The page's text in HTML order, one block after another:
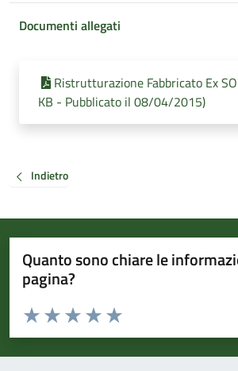
Documenti allegati
Ristrutturazione Fabbricato Ex
KB - Pubblicato il 08/04/2015)
Indietro
Quanto sono chiare le
pagina?
Valuta da 1 a 5 stelle la pagina
Valuta 5 stelle su 5
Valuta 4 stelle su 5
Valuta 3 stelle su 5
Valuta 2 stelle su 5
Valuta 1 stelle su 5